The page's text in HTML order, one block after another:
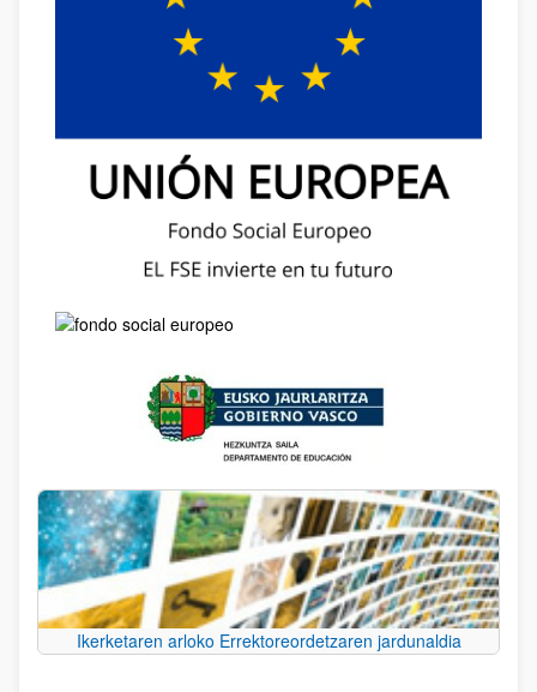
Ikerketaren arloko Errektoreordetzaren jardunaldia